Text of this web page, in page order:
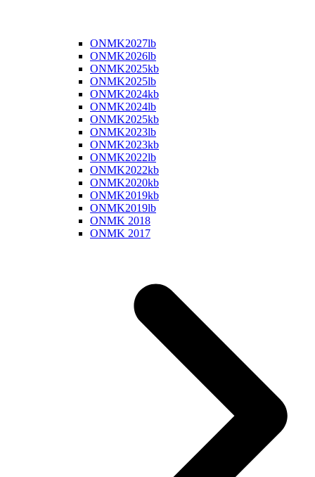
ONMK2027lb
ONMK2026lb
ONMK2025kb
ONMK2025lb
ONMK2024kb
ONMK2024lb
ONMK2025kb
ONMK2023lb
ONMK2023kb
ONMK2022lb
ONMK2022kb
ONMK2020kb
ONMK2019kb
ONMK2019lb
ONMK 2018
ONMK 2017